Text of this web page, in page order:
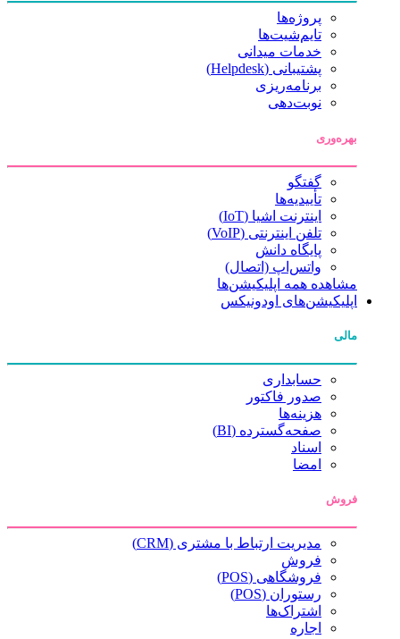
پروژه‌ها
تایم‌شیت‌ها
خدمات میدانی
پشتیبانی (Helpdesk)
برنامه‌ریزی
نوبت‌دهی
بهره‌وری
گفتگو
تأییدیه‌ها
اینترنت اشیا (IoT)
تلفن اینترنتی (VoIP)
پایگاه دانش
واتس‌اپ (اتصال)
مشاهده همه اپلیکیشن‌ها
اپلیکیشن‌های اودونیکس
مالی
حسابداری
صدور فاکتور
هزینه‌ها
صفحه‌گسترده (BI)
اسناد
امضا
فروش
مدیریت ارتباط با مشتری (CRM)
فروش
فروشگاهی (POS)
رستوران (POS)
اشتراک‌ها
اجاره